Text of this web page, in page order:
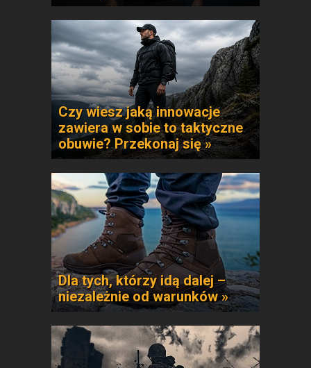
Czy wiesz jaką innowacje
zawiera w sobie to taktyczne
obuwie? Przekonaj się »
Dla tych, którzy idą dalej –
niezależnie od warunków »